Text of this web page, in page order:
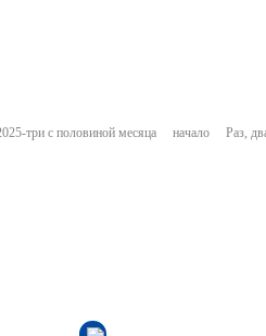
три с половиной месяца начало
Раз,